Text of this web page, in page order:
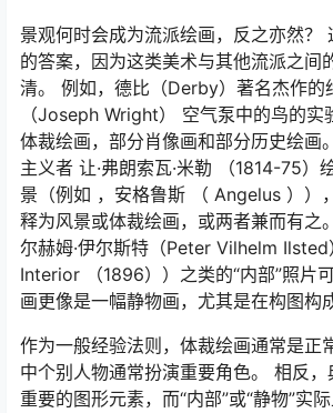
景观何时会成为流派绘画，反之亦然？
的答案，因为这类美术与其他流派之间
清。 例如，德比（Derby）著名杰作的
（Joseph Wright） 空气泵中的鸟的实
体裁绘画，部分肖像画和部分历史绘画
主义者 让·弗朗索瓦·米勒 （1814-75）
景（例如 ，安格鲁斯 （ Angelus ））
释为风景或体裁绘画，或两者兼而有之
尔赫姆·伊尔斯特（Peter Vilhelm Ilsted
Interior
（1896））之类的“内部”照片
画更像是一幅静物画，尤其是在构图构
作为一般经验法则，体裁绘画通常是正
中个别人物通常扮演重要角色。 相反
重要的图形元素，而“内部”或“静物”实